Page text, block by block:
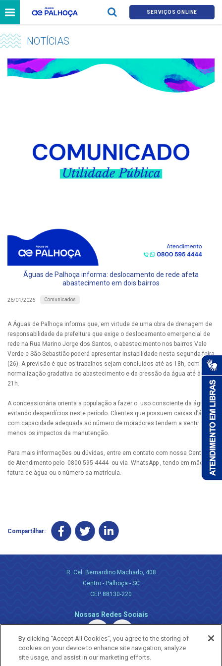
SERVIÇOS ONLINE
NOTÍCIAS
Águas de Palhoça informa: deslocamento de rede afeta
abastecimento em dois bairros
26/01/2026 Comunicados
A Águas de Palhoça informa que, em virtude de uma obra de drenagem de
responsabilidade da prefeitura que exige o deslocamento emergencial de
rede na Rua Marino Jorge dos Santos, o abastecimento nos bairros Vale
Verde e São Sebastião poderá apresentar instabilidade nesta segunda-feira
(26). A previsão é que os trabalhos sejam concluídos até as 18h, com a
normalização gradativa do abastecimento e da pressão da água até às
21h.
A concessionária orienta a população a fazer o uso consciente da água ,
evitando desperdícios neste período. Clientes que possuem caixas d’água
com capacidade adequada ao número de moradores tendem a sentir
menos os impactos da manutenção.
Para mais informações ou dúvidas, entre em contato com nossa Central
de Atendimento pelo 0800 595 4444 ou via WhatsApp , tendo em mãos a
fatura de água ou o número da matrícula.
Compartilhar:
R. Cel. Bernardino Machado, 408
Centro - Palhoça - SC
CEP 88130-220
Nossas Redes Sociais
By clicking “Accept All Cookies”, you agree to the storing of
cookies on your device to enhance site navigation, analyze
site usage, and assist in our marketing efforts.